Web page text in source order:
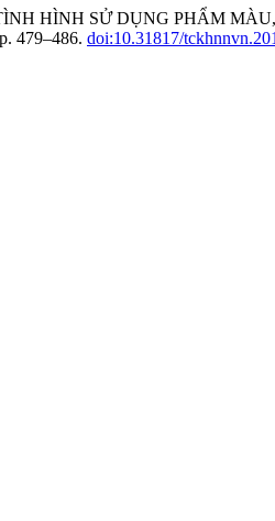
HÌNH SỬ DỤNG PHẨM
479–486. doi:10.31817/